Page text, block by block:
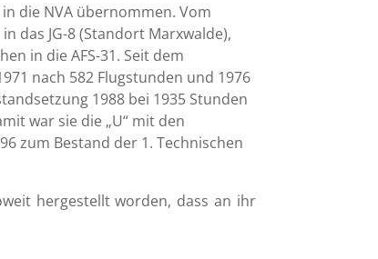
die NVA übernommen. Vom
das JG-8 (Standort Marxwalde),
in die AFS-31. Seit dem
nach 582 Flugstunden und 1976
1988 bei 1935 Stunden
war sie die „U“ mit den
zum Bestand der 1. Technischen
hergestellt worden, dass an ihr